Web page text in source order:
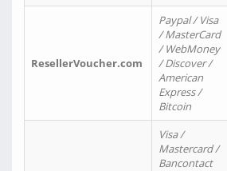
ResellerVoucher.com
Paypal / Visa
/ MasterCard
/ WebMoney
/ Discover /
American
Express /
Bitcoin
Visa /
Mastercard /
Bancontact